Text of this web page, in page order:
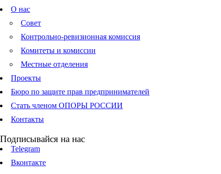
О нас
Совет
Контрольно-ревизионная комиссия
Комитеты и комиссии
Местные отделения
Проекты
Бюро по защите прав предпринимателей
Стать членом ОПОРЫ РОССИИ
Контакты
Подписывайся на нас
Telegram
Вконтакте